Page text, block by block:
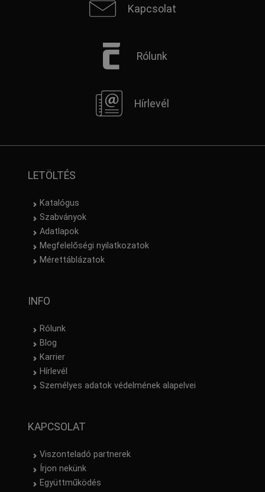
Kapcsolat
Rólunk
Hírlevél
LETÖLTÉS
Katalógus
Szabványok
Adatlapok
Megfelelőségi nyilatkozatok
Mérettáblázatok
INFO
Rólunk
Blog
Karrier
Hírlevél
Személyes adatok védelmének alapelvei
KAPCSOLAT
Viszonteladó partnerek
Írjon nekünk
Együttműködés